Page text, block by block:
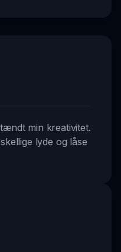
min kreativitet.
lyde og låse